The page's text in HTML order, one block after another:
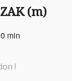
(m)
min
!